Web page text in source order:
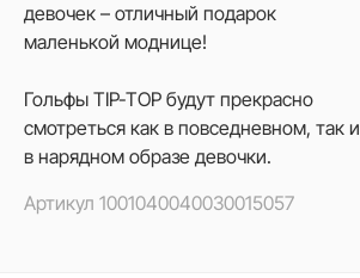
девочек – отличный подарок
маленькой моднице!
Гольфы TIP-TOP будут прекрасно
смотреться как в повседневном, так и
в нарядном образе девочки.
Артикул 1001040040030015057